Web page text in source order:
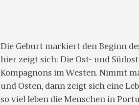
Die Geburt markiert den Beginn
hier zeigt sich: Die Ost- und
Kompagnons im Westen. Nimmt
und Osten, dann zeigt sich eine
so viel leben die Menschen in